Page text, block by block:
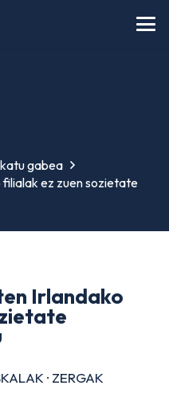
gabea
ez zuen sozietate
Irlandako
· ZERGAK